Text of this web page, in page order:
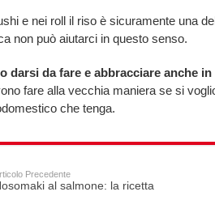
e nei roll il riso è sicuramente una
non può aiutarci in questo senso.
darsi da fare e abbracciare anche
fare alla vecchia maniera se si
che tenga.
Precedente
al salmone: la ricetta